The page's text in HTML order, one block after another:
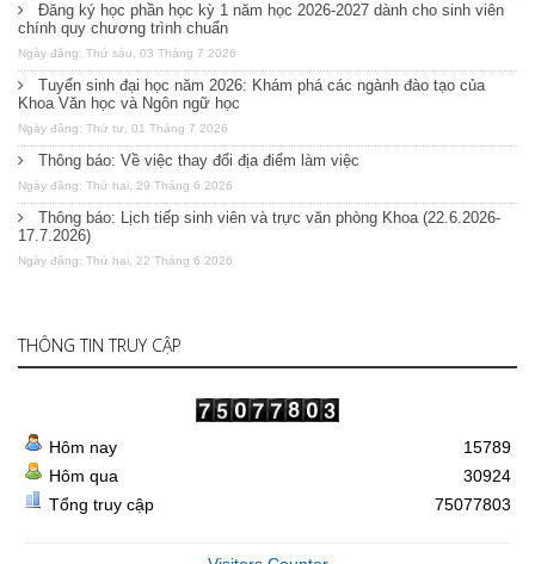
Đăng ký học phần học kỳ 1 năm học 2026-2027 dành cho sinh viên
chính quy chương trình chuẩn
Ngày đăng: Thứ sáu, 03 Tháng 7 2026
Tuyển sinh đại học năm 2026: Khám phá các ngành đào tạo của
Khoa Văn học và Ngôn ngữ học
Ngày đăng: Thứ tư, 01 Tháng 7 2026
Thông báo: Về việc thay đổi địa điểm làm việc
Ngày đăng: Thứ hai, 29 Tháng 6 2026
Thông báo: Lịch tiếp sinh viên và trực văn phòng Khoa (22.6.2026-
17.7.2026)
Ngày đăng: Thứ hai, 22 Tháng 6 2026
THÔNG TIN TRUY CẬP
Hôm nay
Hôm qua
Tổng truy cập
15789
30924
75077803